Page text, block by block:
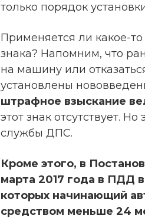
только порядок
Применяется ли какое-
знака? Напомним, что
на машину или
установлены
штрафное взыскание
этот знак отсутствует.
службы ДПС.
Кроме этого, в
марта 2017 года в ПДД
которых начинающий
средством меньше 24